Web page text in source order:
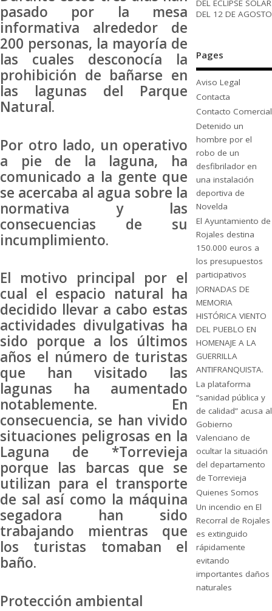
pasado por la mesa
informativa alrededor de
200 personas, la mayoría de
las cuales desconocía la
prohibición de bañarse en
las lagunas del Parque
Natural.
Por otro lado, un operativo
a pie de la laguna, ha
comunicado a la gente que
se acercaba al agua sobre la
normativa y las
consecuencias de su
incumplimiento.
El motivo principal por el
cual el espacio natural ha
decidido llevar a cabo estas
actividades divulgativas ha
sido porque a los últimos
años el número de turistas
que han visitado las
lagunas ha aumentado
notablemente. En
consecuencia, se han vivido
situaciones peligrosas en la
Laguna de *Torrevieja
porque las barcas que se
utilizan para el transporte
de sal así como la máquina
segadora han sido
trabajando mientras que
los turistas tomaban el
baño.
Protección ambiental
DEL ECLIPSE SOLAR
DEL 12 DE AGOSTO
Pages
Aviso Legal
Contacta
Contacto Comercial
Detenido un
hombre por el
robo de un
desfibrilador en
una instalación
deportiva de
Novelda
El Ayuntamiento de
Rojales destina
150.000 euros a
los presupuestos
participativos
JORNADAS DE
MEMORIA
HISTÓRICA VIENTO
DEL PUEBLO EN
HOMENAJE A LA
GUERRILLA
ANTIFRANQUISTA.
La plataforma
“sanidad pública y
de calidad” acusa al
Gobierno
Valenciano de
ocultar la situación
del departamento
de Torrevieja
Quienes Somos
Un incendio en El
Recorral de Rojales
es extinguido
rápidamente
evitando
importantes daños
naturales